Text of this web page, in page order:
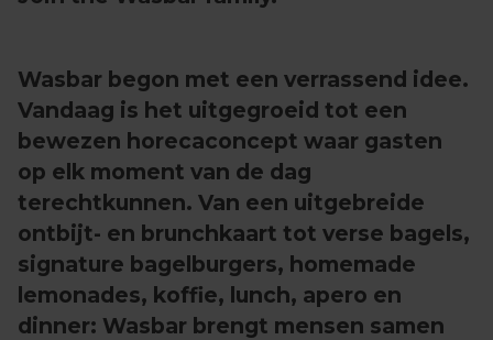
Wasbar begon met een verrassend idee.
Vandaag is het uitgegroeid tot een
bewezen horecaconcept waar gasten
op elk moment van de dag
terechtkunnen. Van een uitgebreide
ontbijt- en brunchkaart tot verse bagels,
signature bagelburgers, homemade
lemonades, koffie, lunch, apero en
dinner: Wasbar brengt mensen samen